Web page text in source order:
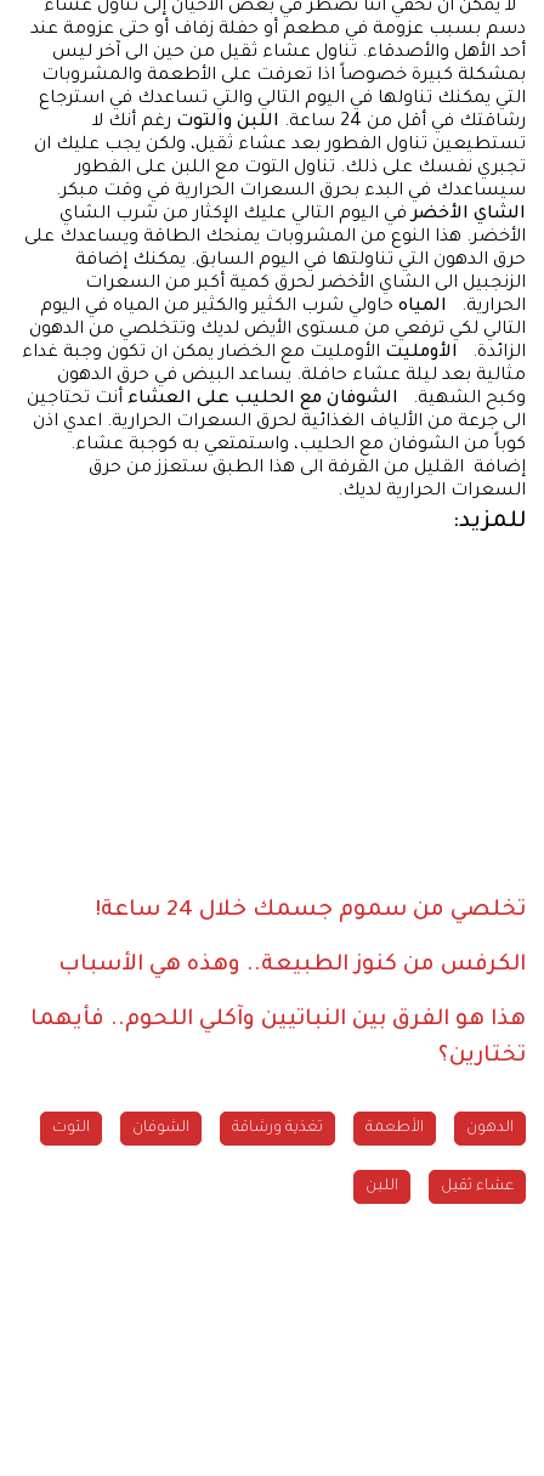
لا يمكن ان نخفي اننا نضطر في بعض الأحيان إلى تناول عشاء
دسم بسبب عزومة في مطعم أو حفلة زفاف أو حتى عزومة عند
أحد الأهل والأصدقاء. تناول عشاء ثقيل من حين الى آخر ليس
بمشكلة كبيرة خصوصاً اذا تعرفت على الأطعمة والمشروبات
التي يمكنك تناولها في اليوم التالي والتي تساعدك في استرجاع
رشاقتك في أقل من 24 ساعة.
اللبن والتوت رغم أنك لا
تستطيعين تناول الفطور بعد عشاء ثقيل، ولكن يجب عليك ان
تجبري نفسك على ذلك. تناول التوت مع اللبن على الفطور
سيساعدك في البدء بحرق السعرات الحرارية في وقت مبكر.
الشاي الأخضرفي اليوم التالي عليك الإكثار من شرب الشاي
الأخضر. هذا النوع من المشروبات يمنحك الطاقة ويساعدك على
حرق الدهون التي تناولتها في اليوم السابق. يمكنك إضافة
الزنجبيل الى الشاي الأخضر لحرق كمية أكبر من السعرات
الحرارية.
المياه حاولي شرب الكثير والكثير من المياه في اليوم
التالي لكي ترفعي من مستوى الأيض لديك وتتخلصي من الدهون
الزائدة.
الأومليت الأومليت مع الخضار يمكن ان تكون وجبة غداء
مثالية بعد ليلة عشاء حافلة. يساعد البيض في حرق الدهون
وكبح الشهية.
الشوفان مع الحليب على العشاء أنت تحتاجين
الى جرعة من الألياف الغذائية لحرق السعرات الحرارية. اعدي اذن
كوباً من الشوفان مع الحليب، واستمتعي به كوجبة عشاء.
إضافة القليل من القرفة الى هذا الطبق ستعزز من حرق
السعرات الحرارية لديك.
للمزيد:
تخلصي من سموم جسمك خلال 24 ساعة!
الكرفس من كنوز الطبيعة.. وهذه هي الأسباب
هذا هو الفرق بين النباتيين وآكلي اللحوم.. فأيهما
تختارين؟
الدهون الأطعمة تغذية ورشاقة الشوفان التوت
عشاء ثقيل اللبن